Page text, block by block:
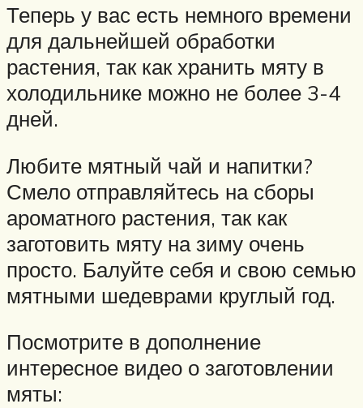
Теперь у вас есть немного времени
для дальнейшей обработки
растения, так как хранить мяту в
холодильнике можно не более 3-4
дней.
Любите мятный чай и напитки?
Смело отправляйтесь на сборы
ароматного растения, так как
заготовить мяту на зиму очень
просто. Балуйте себя и свою семью
мятными шедеврами круглый год.
Посмотрите в дополнение
интересное видео о заготовлении
мяты: